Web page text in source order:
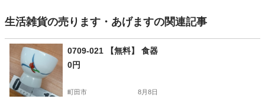
生活雑貨の売ります・あげますの関連記事
0709-021 【無料】 食器
0円
町田市 8月8日